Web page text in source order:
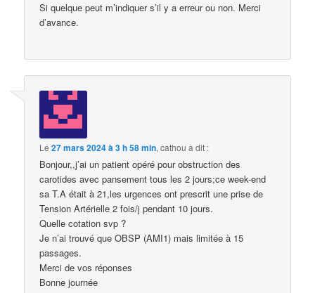
Si quelque peut m’indiquer s’il y a erreur ou non. Merci
d’avance.
Le27 mars 2024 à 3 h 58 min,cathou a dit :
Bonjour,,j’ai un patient opéré pour obstruction des
carotides avec pansement tous les 2 jours;ce week-end
sa T.A était à 21,les urgences ont prescrit une prise de
Tension Artérielle 2 fois/j pendant 10 jours.
Quelle cotation svp ?
Je n’ai trouvé que OBSP (AMI1) mais limitée à 15
passages.
Merci de vos réponses
Bonne journée